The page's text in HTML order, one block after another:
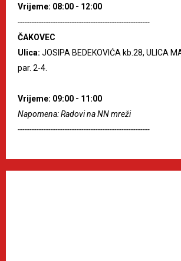
Vrijeme: 08:00 - 12:00
--------------------------------------------------------
ČAKOVEC
Ulica: JOSIPA BEDEKOVIĆA kb.28, ULICA
par. 2-4.
Vrijeme: 09:00 - 11:00
Napomena: Radovi na NN mreži
--------------------------------------------------------